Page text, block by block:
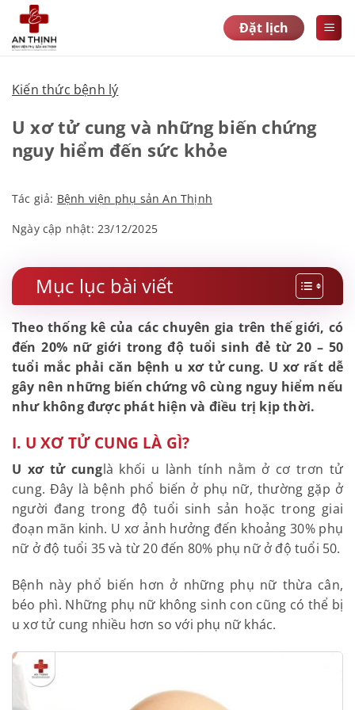
qua
nội
Đặt lịch
Kiến thức bệnh lý
U xơ tử cung và những biến chứng
nguy hiểm đến sức khỏe
Tác giả: Bệnh viện phụ sản An Thịnh
Ngày cập nhật: 23/12/2025
Mục lục bài viết
Theo thống kê của các chuyên gia trên thế giới,
có đến 20% nữ giới trong độ tuổi sinh đẻ từ 20 –
50 tuổi mắc phải căn bệnh u xơ tử cung. U xơ rất
dễ gây nên những biến chứng vô cùng nguy hiểm
nếu như không được phát hiện và điều trị kịp
I. U XƠ TỬ CUNG LÀ GÌ?
U xơ tử cunglà khối u lành tính nằm ở cơ trơn tử
cung. Đây là bệnh phổ biến ở phụ nữ, thường gặp ở
người đang trong độ tuổi sinh sản hoặc trong giai
đoạn mãn kinh. U xơ ảnh hưởng đến khoảng 30%
tuổi 50.
Bệnh này phổ biến hơn ở những phụ nữ thừa cân,
bị u xơ tử cung nhiều hơn so với phụ nữ khác.
ĐÁNH GIÁ HỒ SƠ IVF MIỄN
IVF thất bại? Chuyển phôi không đậu? AMH
15.000 ca IVF thành công
vấn cho cả vợ và chồng
trợ các trường hợp IVF thất bại nhiều lần
giá hồ sơ chuyên sâu
nguyên nhân thất bại
phí hoàn toàn